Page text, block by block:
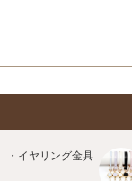
・イヤリング金具